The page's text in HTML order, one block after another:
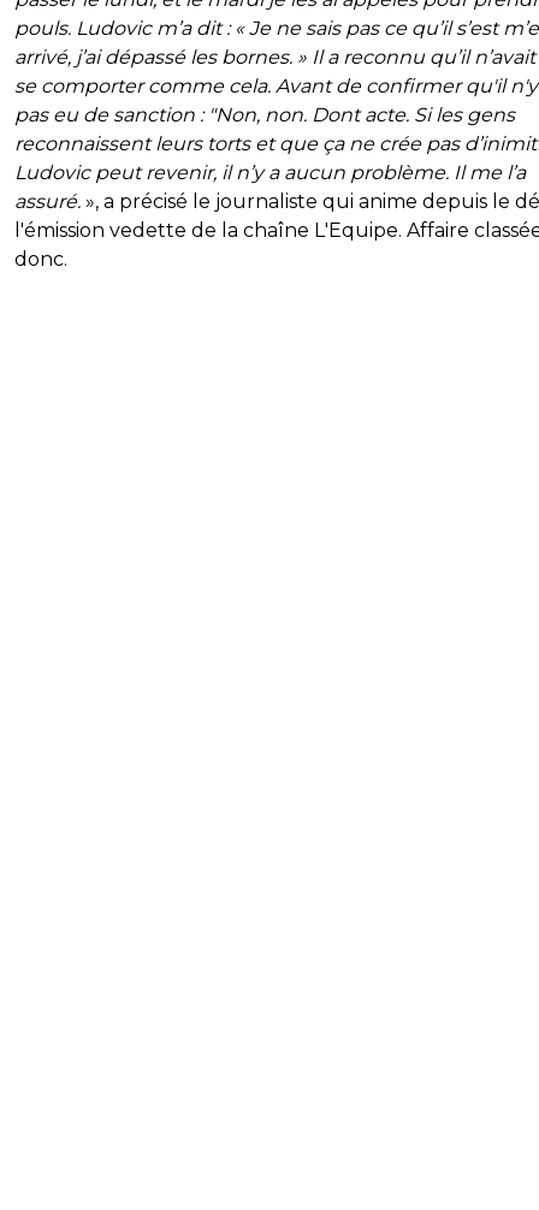
pouls. Ludovic m’a dit : « Je ne sais pas ce qu’il s’est
arrivé, j’ai dépassé les bornes. » Il a reconnu qu’il
se comporter comme cela. Avant de confirmer qu'il
pas eu de sanction : "Non, non. Dont acte. Si les gens
reconnaissent leurs torts et que ça ne crée pas
Ludovic peut revenir, il n’y a aucun problème. Il me l’a
assuré. », a précisé le journaliste qui anime depuis le
l'émission vedette de la chaîne L'Equipe. Affaire
donc.